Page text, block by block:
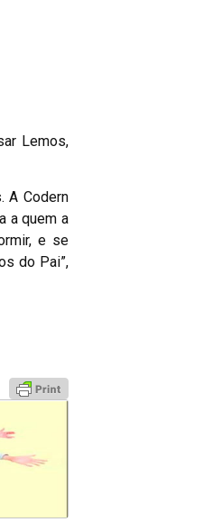
Lemos,
A Codern
a quem a
e se
do Pai”,